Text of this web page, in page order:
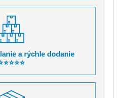
a rýchle dodanie